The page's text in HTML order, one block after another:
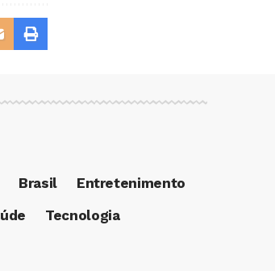
Brasil
Entretenimento
Tecnologia